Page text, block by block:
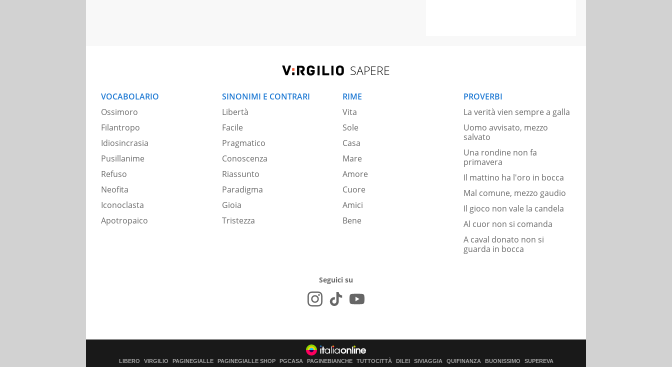
SAPERE
VOCABOLARIO
Ossimoro
Filantropo
Idiosincrasia
Pusillanime
Refuso
Neofita
Iconoclasta
Apotropaico
SINONIMI E CONTRARI
Libertà
Facile
Pragmatico
Conoscenza
Riassunto
Paradigma
Gioia
Tristezza
RIME
Vita
Sole
Casa
Mare
Amore
Cuore
Amici
Bene
PROVERBI
La verità vien sempre a galla
Uomo avvisato, mezzo
salvato
Una rondine non fa
primavera
Il mattino ha l'oro in bocca
Mal comune, mezzo gaudio
Il gioco non vale la candela
Al cuor non si comanda
A caval donato non si
guarda in bocca
Seguici su
LIBERO VIRGILIO PAGINEGIALLE PAGINEGIALLE SHOP PGCASA PAGINEBIANCHE TUTTOCITTÀ DILEI SIVIAGGIA QUIFINANZA BUONISSIMO SUPEREVA